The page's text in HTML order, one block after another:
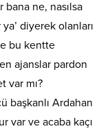
bana ne, nasılsa
diyerek olanları
bu kentte
ajanslar pardon
var mı?
başkanlı Ardahan
var ve acaba kaçı